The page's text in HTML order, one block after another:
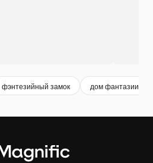
фэнтезийный замок дом фантазии